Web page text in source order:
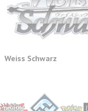
Weiss Schwarz